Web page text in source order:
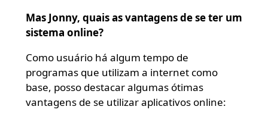
Mas Jonny, quais as vantagens de se ter um
sistema online?
Como usuário há algum tempo de
programas que utilizam a internet como
base, posso destacar algumas ótimas
vantagens de se utilizar aplicativos online: